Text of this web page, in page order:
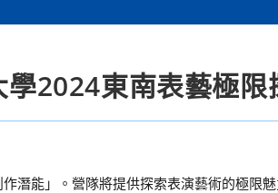
2024東南表藝極限
潛能」。營隊將提供探索表演藝術的極限